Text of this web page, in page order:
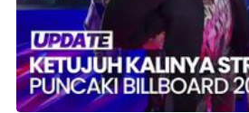
Terakhir yang dicari